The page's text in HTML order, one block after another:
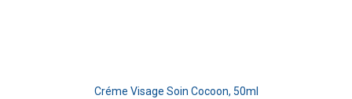
Créme Visage Soin Cocoon, 50ml